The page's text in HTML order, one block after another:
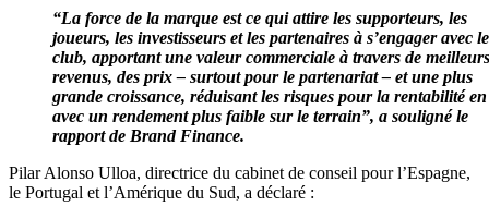
“La force de la marque est ce qui attire les supporteurs, les
joueurs, les investisseurs et les partenaires à s’engager avec le
club, apportant une valeur commerciale à travers de meilleurs
revenus, des prix – surtout pour le partenariat – et une plus
grande croissance, réduisant les risques pour la rentabilité
avec un rendement plus faible sur le terrain”, a souligné le
rapport de Brand Finance.
Pilar Alonso Ulloa, directrice du cabinet de conseil pour l’Espagne,
le Portugal et l’Amérique du Sud, a déclaré :